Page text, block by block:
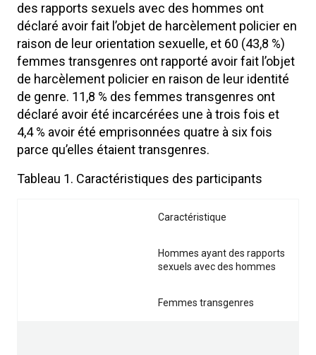
des rapports sexuels avec des hommes ont
déclaré avoir fait l’objet de harcèlement policier en
raison de leur orientation sexuelle, et 60 (43,8 %)
femmes transgenres ont rapporté avoir fait l’objet
de harcèlement policier en raison de leur identité
de genre. 11,8 % des femmes transgenres ont
déclaré avoir été incarcérées une à trois fois et
4,4 % avoir été emprisonnées quatre à six fois
parce qu’elles étaient transgenres.
Tableau 1. Caractéristiques des participants
Caractéristique
Hommes ayant des rapports
sexuels avec des hommes
Femmes transgenres